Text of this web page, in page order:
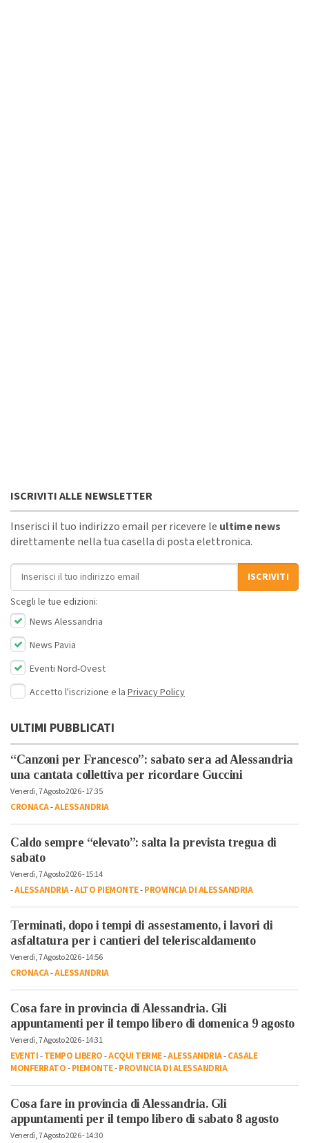
ISCRIVITI ALLE NEWSLETTER
Inserisci il tuo indirizzo email per ricevere le ultime news
direttamente nella tua casella di posta elettronica.
Indirizzo email
ISCRIVITI
Scegli le tue edizioni:
News Alessandria
News Pavia
Eventi Nord-Ovest
Accetto l'iscrizione e la Privacy Policy
ULTIMI PUBBLICATI
“Canzoni per Francesco”: sabato sera ad Alessandria
una cantata collettiva per ricordare Guccini
Venerdì, 7 Agosto 2026 - 17:35
CRONACA-ALESSANDRIA
Caldo sempre “elevato”: salta la prevista tregua di
sabato
Venerdì, 7 Agosto 2026 - 15:14
-ALESSANDRIA-ALTO PIEMONTE-PROVINCIA DI ALESSANDRIA
Terminati, dopo i tempi di assestamento, i lavori di
asfaltatura per i cantieri del teleriscaldamento
Venerdì, 7 Agosto 2026 - 14:56
CRONACA-ALESSANDRIA
Cosa fare in provincia di Alessandria. Gli
appuntamenti per il tempo libero di domenica 9 agosto
Venerdì, 7 Agosto 2026 - 14:31
EVENTI-TEMPO LIBERO-ACQUI TERME-ALESSANDRIA-CASALE
MONFERRATO-PIEMONTE-PROVINCIA DI ALESSANDRIA
Cosa fare in provincia di Alessandria. Gli
appuntamenti per il tempo libero di sabato 8 agosto
Venerdì, 7 Agosto 2026 - 14:30